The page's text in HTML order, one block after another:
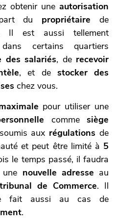
obtenir une autorisation
du propriétaire de
Il est aussi tellement
certains quartiers
des salariés, de recevoir
, et de stocker des
chez vous.
pour utiliser une
commesiège
aux régulations de
et peut être limité à 5
le temps passé, il faudra
nouvelle adresse au
tribunal de Commerce. Il
fait aussi au cas de
.